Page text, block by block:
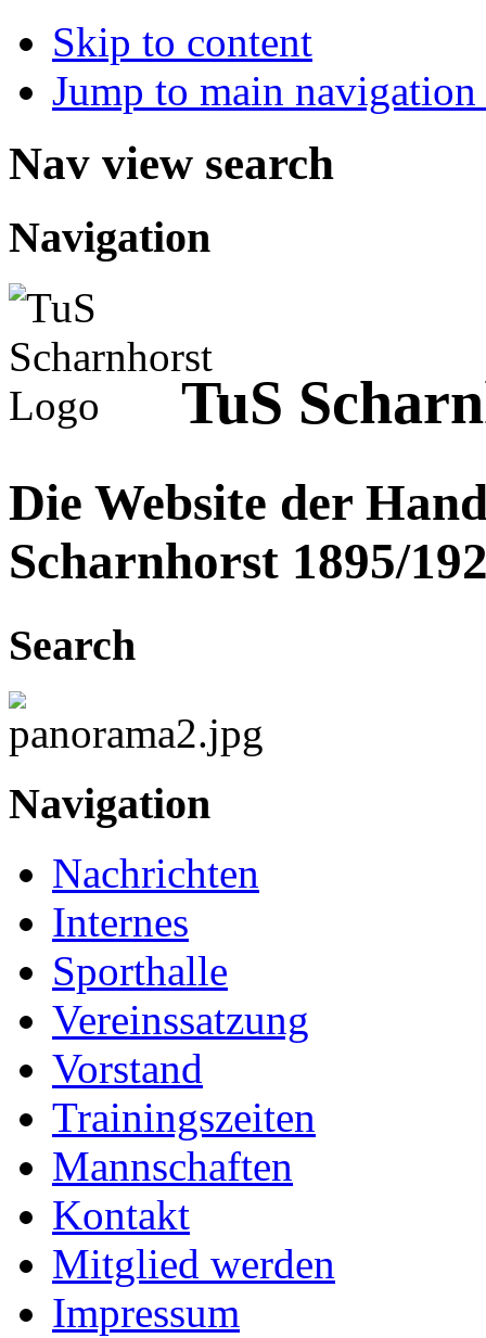
Skip to content
Jump to main
Nav view search
Navigation
TuS
Die Website der
Scharnhorst 1895/
Search
Navigation
Nachrichten
Internes
Sporthalle
Vereinssatzung
Vorstand
Trainingszeiten
Mannschaften
Kontakt
Mitglied werden
Impressum